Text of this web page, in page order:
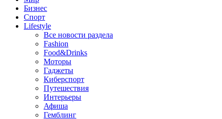
Бизнес
Спорт
Lifestyle
Все новости раздела
Fashion
Food&Drinks
Моторы
Гаджеты
Киберспорт
Путешествия
Интерьеры
Афиша
Гемблинг